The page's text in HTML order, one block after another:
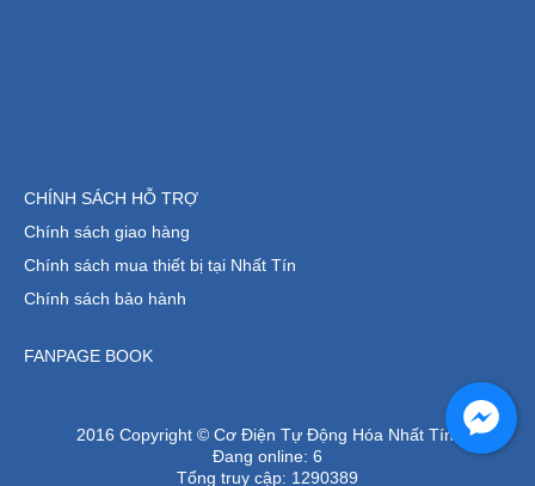
CHÍNH SÁCH HỖ TRỢ
Chính sách giao hàng
Chính sách mua thiết bị tại Nhất Tín
Chính sách bảo hành
FANPAGE BOOK
2016 Copyright © Cơ Điện Tự Động Hóa Nhất Tín.
Đang online: 6
Tổng truy cập: 1290389